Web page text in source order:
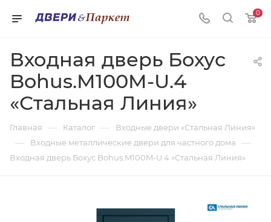
0
Входная дверь Бохус
Bohus.M100M-U.4
«Стальная Линия»
Главная — Каталог — Входные двери «Стальная Линия»
— Входные металлические двери для частного дома —
Входная дверь Бохус Bohus.M100M-U.4 «Стальная Линия»